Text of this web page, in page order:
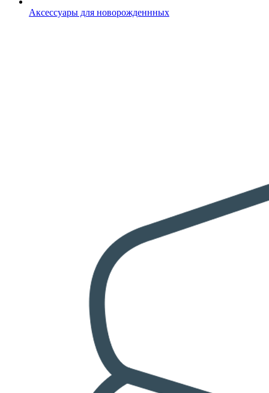
Аксессуары для новорожденнных